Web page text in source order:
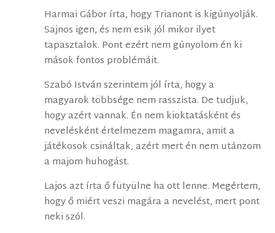
Harmai Gábor írta, hogy Trianont is kigúnyolják.
Sajnos igen, és nem esik jól mikor ilyet
tapasztalok. Pont ezért nem gúnyolom én ki
mások fontos problémáit.
Szabó István szerintem jól írta, hogy a
magyarok többsége nem rasszista. De tudjuk,
hogy azért vannak. Én nem kioktatásként és
nevelésként értelmezem magamra, amit a
játékosok csináltak, azért mert én nem utánzom
a majom huhogást.
Lajos azt írta ő fütyülne ha ott lenne. Megértem,
hogy ő miért veszi magára a nevelést, mert pont
neki szól.